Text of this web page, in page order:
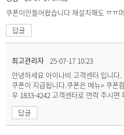
쿠폰이안들어왔습니다 재설치해도 ㅠㅠ
답글
최고관리자 25-07-17 10:23
안녕하세요 아이나비 고객센터 입니
쿠폰이 지급됩니다.쿠폰은 메뉴> 쿠폰
우 1833-4242 고객센터로 연락 주시면
답글